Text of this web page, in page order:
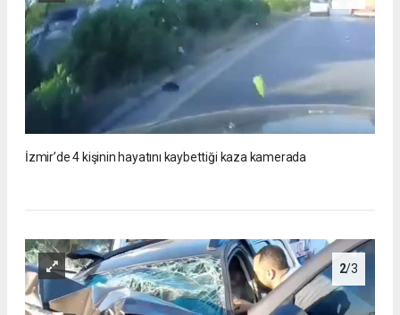
İzmir’de 4 kişinin hayatını kaybettiği kaza kamerada
2/3